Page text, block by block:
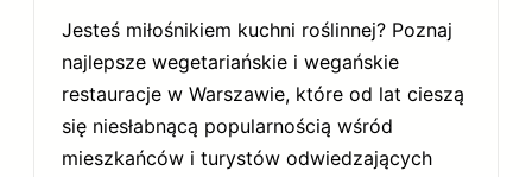
Jesteś miłośnikiem kuchni roślinnej? Poznaj
najlepsze wegetariańskie i wegańskie
restauracje w Warszawie, które od lat cieszą
się niesłabnącą popularnością wśród
mieszkańców i turystów odwiedzających